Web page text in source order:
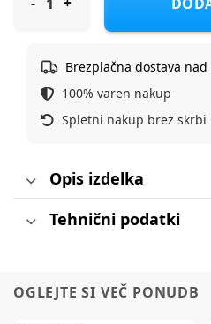
Brezplačna dostava nad
100% varen nakup
Spletni nakup brez skrbi
Opis izdelka
Tehnični podatki
OGLEJTE SI VEČ PONUDB